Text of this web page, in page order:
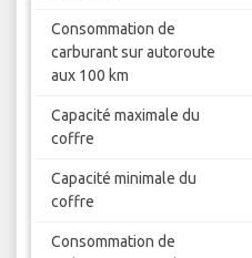
Consommation de
carburant sur autoroute
aux 100 km
Capacité maximale du
coffre
Capacité minimale du
coffre
Consommation de